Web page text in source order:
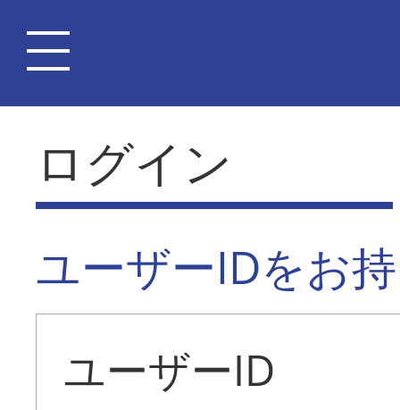
ログイン
ユーザーIDをお
ユーザーID